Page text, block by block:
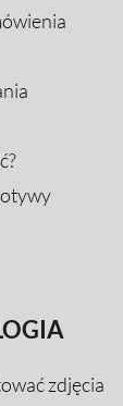
zdjęcia